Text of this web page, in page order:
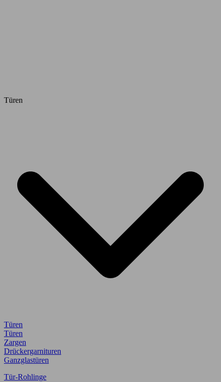
Türen
Türen
Türen
Zargen
Drückergarnituren
Ganzglastüren
Tür-Rohlinge